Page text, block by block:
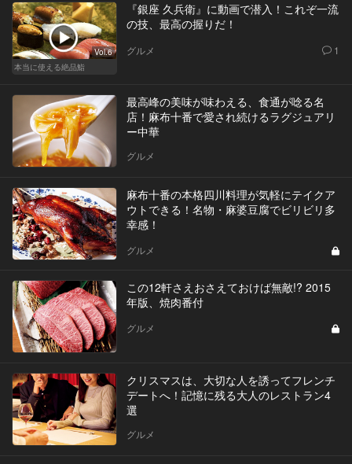
Vol.6
本当に使える絶品鮨
『銀座 久兵衛』に動画で潜入！これぞ一流
の技、最高の握りだ！
グルメ 1
最高峰の美味が味わえる、食通が唸る名
店！麻布十番で愛され続けるラグジュアリ
ー中華
グルメ
麻布十番の本格四川料理が気軽にテイクア
ウトできる！名物・麻婆豆腐でビリビリ多
幸感！
グルメ
この12軒さえおさえておけば無敵!? 2015
年版、焼肉番付
グルメ
クリスマスは、大切な人を誘ってフレンチ
デートへ！記憶に残る大人のレストラン4
選
グルメ